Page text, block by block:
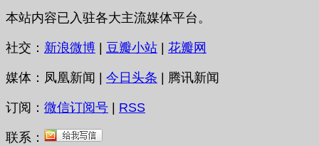
本站内容已入驻各大主流媒体平台。
社交： 新浪微博 豆瓣小站 花瓣网
媒体：凤凰新闻 | 今日头条 | 腾讯新闻
订阅： 微信订阅号 RSS
联系：